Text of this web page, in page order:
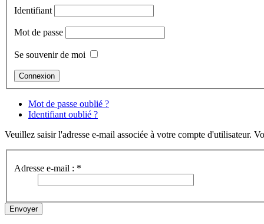
Identifiant
Mot de passe
Se souvenir de moi
Mot de passe oublié ?
Identifiant oublié ?
Veuillez saisir l'adresse e-mail associée à votre compte d'utilisateur.
Adresse e-mail : *
Envoyer